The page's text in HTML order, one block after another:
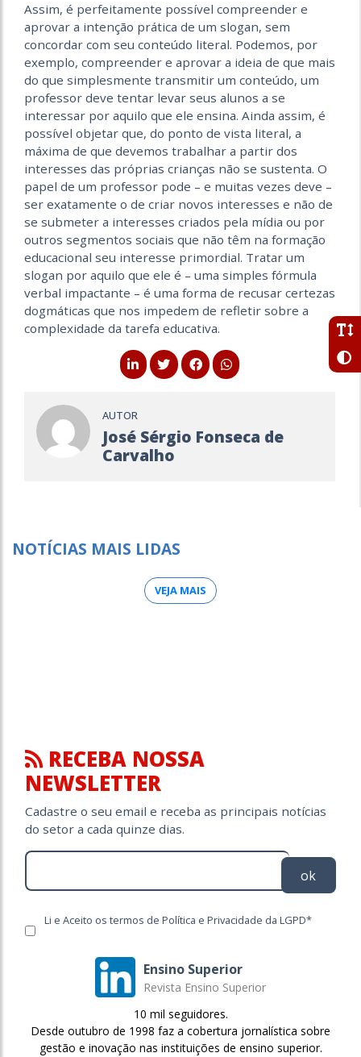
Assim, é perfeitamente possível compreender e
aprovar a intenção prática de um slogan, sem
concordar com seu conteúdo literal. Podemos, por
exemplo, compreender e aprovar a ideia de que mais
do que simplesmente transmitir um conteúdo, um
professor deve tentar levar seus alunos a se
interessar por aquilo que ele ensina. Ainda assim, é
possível objetar que, do ponto de vista literal, a
máxima de que devemos trabalhar a partir dos
interesses das próprias crianças não se sustenta. O
papel de um professor pode – e muitas vezes deve –
ser exatamente o de criar novos interesses e não de
se submeter a interesses criados pela mídia ou por
outros segmentos sociais que não têm na formação
educacional seu interesse primordial. Tratar um
slogan por aquilo que ele é – uma simples fórmula
verbal impactante – é uma forma de recusar certezas
dogmáticas que nos impedem de refletir sobre a
complexidade da tarefa educativa.
AUTOR
José Sérgio Fonseca de
Carvalho
NOTÍCIAS MAIS LIDAS
VEJA MAIS
RECEBA NOSSA
NEWSLETTER
Cadastre o seu email e receba as principais notícias
do setor a cada quinze dias.
ok
Li e Aceito os termos de Política e Privacidade da LGPD*
Ensino Superior
Revista Ensino Superior
10 mil seguidores.
Desde outubro de 1998 faz a cobertura jornalística sobre
gestão e inovação nas instituições de ensino superior.